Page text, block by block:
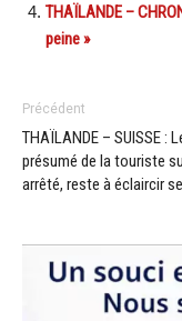
THAÏLANDE –
peine »
Précédent
THAÏLANDE – SUISSE :
présumé de la touriste
arrêté, reste à éclaircir